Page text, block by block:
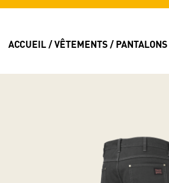
ACCUEIL/VÊTEMENTS/PANTALONS